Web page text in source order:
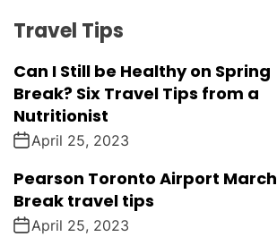
Travel Tips
Can I Still be Healthy on Spring
Break? Six Travel Tips from a
Nutritionist
April 25, 2023
Pearson Toronto Airport March
Break travel tips
April 25, 2023